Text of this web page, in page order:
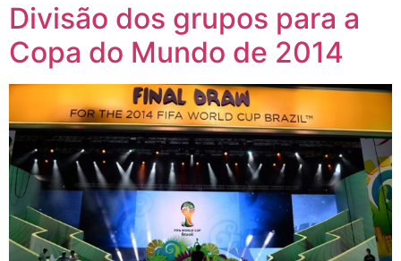
Divisão dos grupos para a
Copa do Mundo de 2014